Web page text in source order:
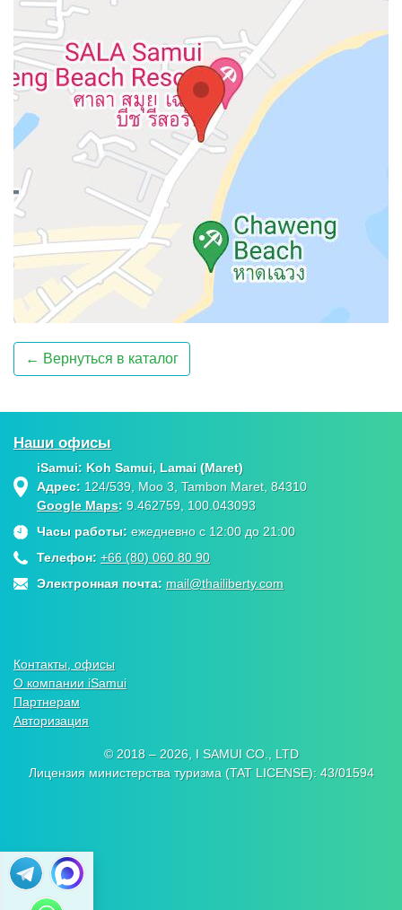
← Вернуться в каталог
Наши офисы
iSamui: Koh Samui, Lamai (Maret)
Адрес: 124/539, Moo 3, Tambon Maret, 84310
Google Maps: 9.462759, 100.043093
Часы работы: ежедневно с 12:00 до 21:00
Телефон: +66 (80) 060 80 90
Электронная почта: mail@thailiberty.com
Контакты, офисы
О компании iSamui
Партнерам
Авторизация
© 2018 – 2026, I SAMUI CO., LTD
Лицензия министерства туризма (TAT LICENSE): 43/01594